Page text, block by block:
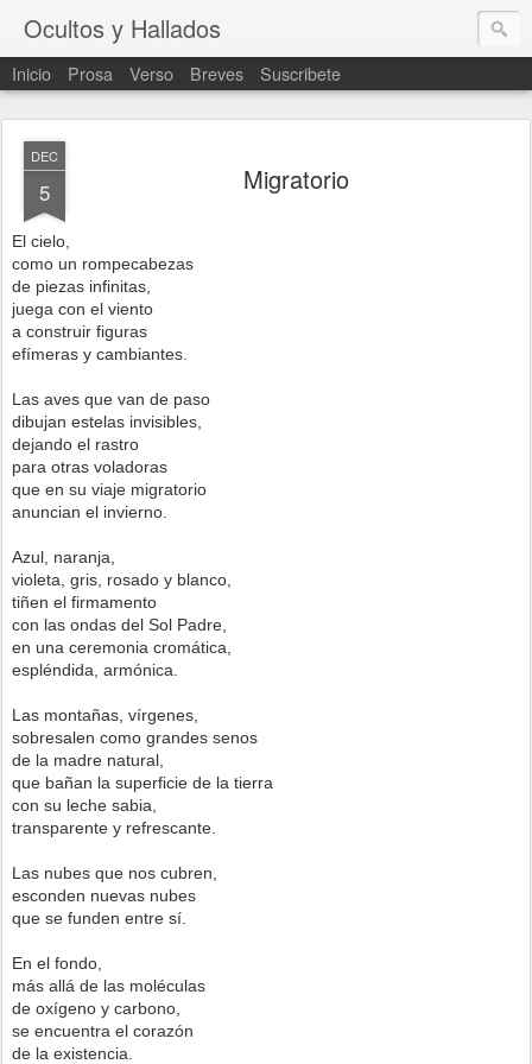
Ocultos y Hallados
Inicio Prosa Verso Breves Suscribete
DEC
5 Migratorio
El cielo,
como un rompecabezas
de piezas infinitas,
juega con el viento
a construir figuras
efímeras y cambiantes.
Las aves que van de paso
dibujan estelas invisibles,
dejando el rastro
para otras voladoras
que en su viaje migratorio
anuncian el invierno.
Azul, naranja,
violeta, gris, rosado y blanco,
tiñen el firmamento
con las ondas del Sol Padre,
en una ceremonia cromática,
espléndida, armónica.
Las montañas, vírgenes,
sobresalen como grandes senos
de la madre natural,
que bañan la superficie de la tierra
con su leche sabia,
transparente y refrescante.
Las nubes que nos cubren,
esconden nuevas nubes
que se funden entre sí.
En el fondo,
más allá de las moléculas
de oxígeno y carbono,
se encuentra el corazón
de la existencia.